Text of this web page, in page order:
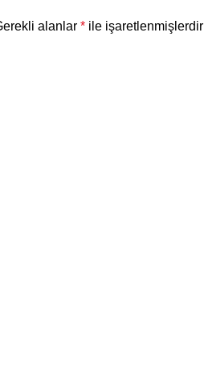
alanlar * ile işaretlenmişlerdir